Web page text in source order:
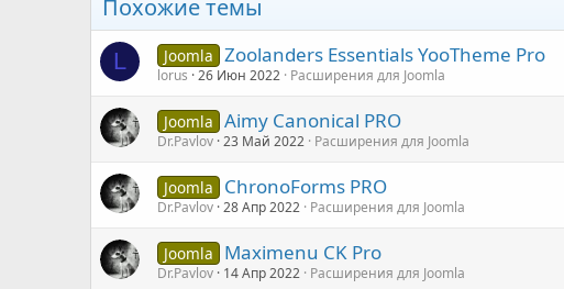
Похожие темы
L Joomla Zoolanders Essentials YooTheme Pro
lorus 26 Июн 2022 Расширения для Joomla
Joomla Aimy Canonical PRO
Dr.Pavlov 23 Май 2022 Расширения для Joomla
Joomla ChronoForms PRO
Dr.Pavlov 28 Апр 2022 Расширения для Joomla
Joomla Maximenu CK Pro
Dr.Pavlov 14 Апр 2022 Расширения для Joomla